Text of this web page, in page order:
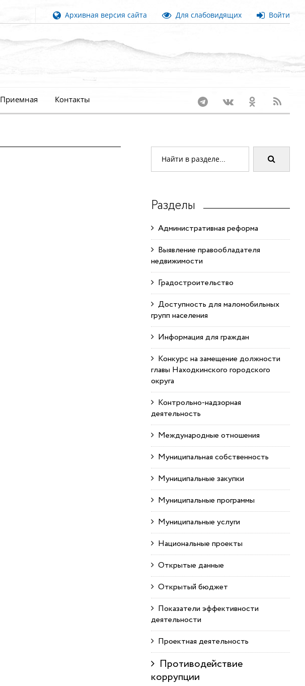
Архивная версия сайта Для слабовидящих Войти
Приемная Контакты
Разделы
Административная реформа
Выявление правообладателя
недвижимости
Градостроительство
Доступность для маломобильных
групп населения
Информация для граждан
Конкурс на замещение должности
главы Находкинского городского
округа
Контрольно-надзорная
деятельность
Международные отношения
Муниципальная собственность
Муниципальные закупки
Муниципальные программы
Муниципальные услуги
Национальные проекты
Открытые данные
Открытый бюджет
Показатели эффективности
деятельности
Проектная деятельность
Противодействие
коррупции